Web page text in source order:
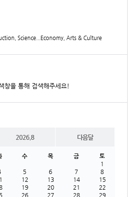
Science...Economy, Arts & Culture
창을 통해 검색해주세요!
2026.8 다음달
수 목 금
토
1
5 6 7
8
12 13 14
15
19 20 21
22
26 27 28 29